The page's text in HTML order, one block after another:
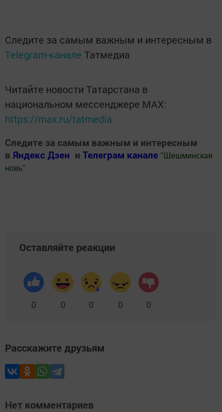
Следите за самым важным и интересным в
Telegram-канале Татмедиа
Читайте новости Татарстана в
национальном мессенджере MАХ:
https://max.ru/tatmedia
Следите за самым важным и интересным
в Яндекс Дзен и Телеграм канале " Шешминская
новь"
Оставляйте реакции
0 0 0 0 0
Расскажите друзьям
Нет комментариев